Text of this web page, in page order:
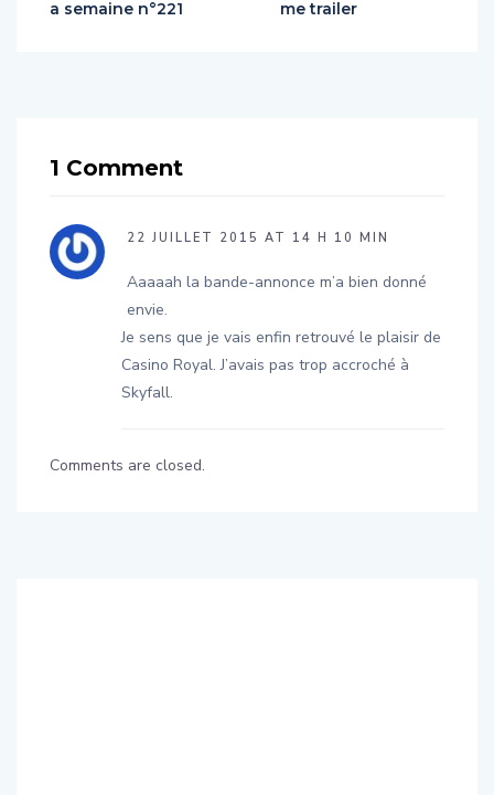
a semaine n°221 me trailer
1 Comment
22 JUILLET 2015 AT 14 H 10 MIN
Aaaaah la bande-annonce m’a bien donné
envie.
Je sens que je vais enfin retrouvé le plaisir de
Casino Royal. J’avais pas trop accroché à
Skyfall.
Comments are closed.